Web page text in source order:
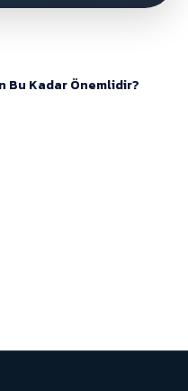
Bu Kadar Önemlidir?